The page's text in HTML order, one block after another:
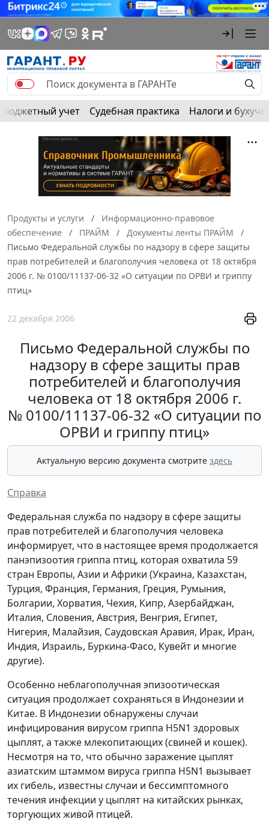
Бюджетный учет Судебная практика Налоги и
Продукты и услуги
Информационно-правовое
обеспечение
ПРАЙМ
Документы ленты ПРАЙМ
Письмо Федеральной службы по надзору в сфере защиты
прав потребителей и благополучия человека от 18 октября
2006 г. № 0100/11137-06-32 «О ситуации по ОРВИ и гриппу
птиц»
22 декабря 2006
Письмо Федеральной службы по
надзору в сфере защиты прав
потребителей и благополучия
человека от 18 октября 2006 г.
№ 0100/11137-06-32 «О ситуации по
ОРВИ и гриппу птиц»
Актуальную версию документа смотрите здесь
Справка
Федеральная служба по надзору в сфере защиты
прав потребителей и благополучия человека
информирует, что в настоящее время продолжается
панэпизоотия гриппа птиц, которая охватила 59
стран Европы, Азии и Африки (Украина, Казахстан,
Турция, Франция, Германия, Греция, Румыния,
Болгарии, Хорватия, Чехия, Кипр, Азербайджан,
Италия, Словения, Австрия, Венгрия, Египет,
Нигерия, Малайзия, Саудовская Аравия, Ирак, Иран,
Индия, Израиль, Буркина-Фасо, Кувейт и многие
другие).
Особенно неблагополучная эпизоотическая
ситуация продолжает сохраняться в Индонезии и
Китае. В Индонезии обнаружены случаи
инфицирования вирусом гриппа H5N1 здоровых
цыплят, а также млекопитающих (свиней и кошек).
Несмотря на то, что обычно заражение цыплят
азиатским штаммом вируса гриппа H5N1 вызывает
их гибель, известны случаи и бессимптомного
течения инфекции у цыплят на китайских рынках,
торгующих живой птицей.